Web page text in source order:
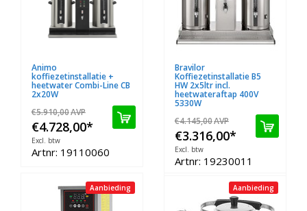
Animo
koffiezetinstallatie +
heetwater Combi-Line CB
2x20W
€5.910,00AVP
€4.728,00*
Excl. btw
Artnr: 19110060
Bravilor
Koffiezetinstallatie B5
HW 2x5ltr incl.
heetwateraftap 400V
5330W
€4.145,00AVP
€3.316,00*
Excl. btw
Artnr: 19230011
Aanbieding Aanbieding